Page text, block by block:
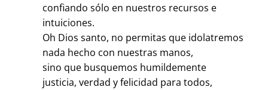
confiando sólo en nuestros recursos e
intuiciones.
Oh Dios santo, no permitas que idolatremos
nada hecho con nuestras manos,
sino que busquemos humildemente
justicia, verdad y felicidad para todos,